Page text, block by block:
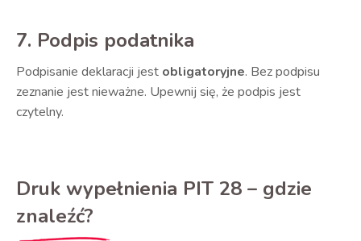
7. Podpis podatnika
Podpisanie deklaracji jest obligatoryjne. Bez podpisu
zeznanie jest nieważne. Upewnij się, że podpis jest
czytelny.
Druk wypełnienia PIT 28 – gdzie
znaleźć?